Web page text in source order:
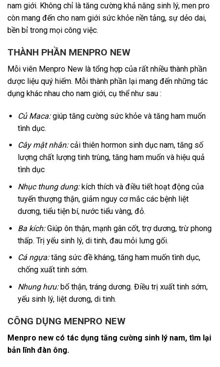
nam giới. Không chỉ là tăng cường khả năng sinh lý, men pro
còn mang đến cho nam giới sức khỏe nền tảng, sự dẻo dai,
bền bỉ trong mọi công việc.
THÀNH PHẦN MENPRO NEW
Mỗi viên Menpro New là tổng hợp của rất nhiều thành phần
dược liệu quý hiếm. Mỗi thành phần lại mang đến những tác
dụng khác nhau cho nam giới, cụ thể như sau :
Củ Maca:giúp tăng cường sức khỏe và tăng ham muốn
tình dục.
Cây mật nhân:cải thiên hormon sinh dục nam, tăng số
lượng chất lượng tinh trùng, tăng ham muốn và hiệu quả
tình dục
Nhục thung dung:kích thích và điều tiết hoạt động của
tuyến thượng thận, giảm nguy cơ mắc các bệnh liệt
dương, tiểu tiện bí, nước tiểu vàng, đỏ.
Ba kích:Giúp ôn thận, mạnh gân cốt, trợ dương, trừ phong
thấp. Trị yếu sinh lý, di tinh, đau mỏi lưng gối.
Cá ngựa:tăng sức đề kháng, tăng ham muốn tình dục,
chống xuất tinh sớm.
Nhung hưu:bổ thận, tráng dương. Điều trị xuất tinh sớm,
yếu sinh lý, liệt dương, di tinh.
CÔNG DỤNG MENPRO NEW
Menpro new có tác dụng tăng cường sinh lý nam, tìm lại
bản lĩnh đàn ông.